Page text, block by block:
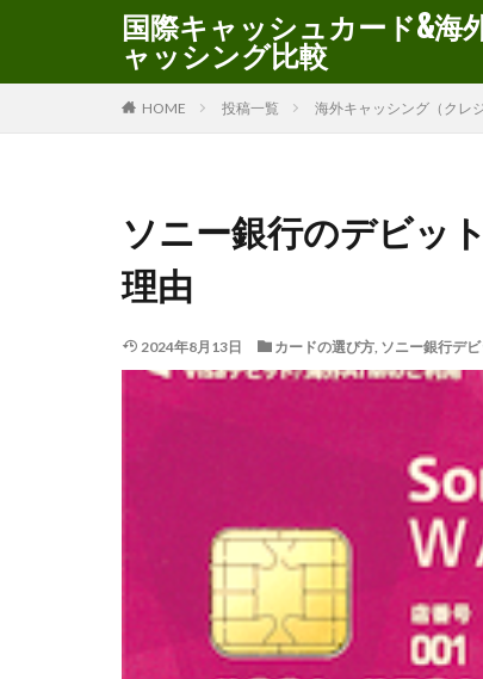
国際キャッシュカード&海
ャッシング比較
HOME 投稿一覧 海外キャッシング（クレ
ソニー銀行のデビッ
理由
2024年8月13日 カードの選び方, ソニー銀行デビ